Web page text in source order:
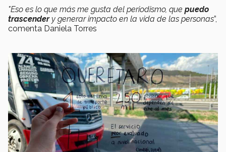
"Eso es lo que más me gusta del periodismo, que puedo
trascender y generar impacto en la vida de las personas”,
comenta Daniela Torres